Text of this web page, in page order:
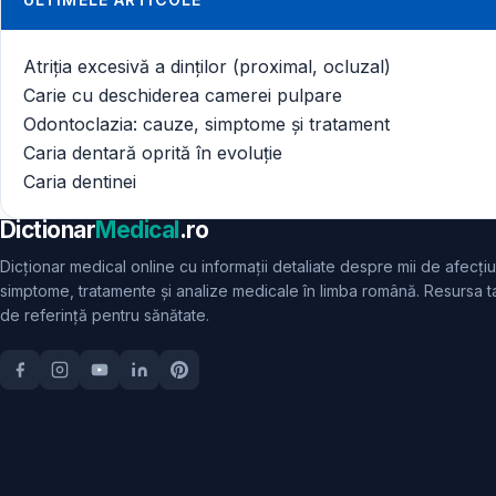
Atriția excesivă a dinților (proximal, ocluzal)
Carie cu deschiderea camerei pulpare
Odontoclazia: cauze, simptome și tratament
Caria dentară oprită în evoluție
Caria dentinei
DictionarMedical.ro
Dicționar medical online cu informații detaliate despre mii de
simptome, tratamente și analize medicale în limba română. Resursa
de referință pentru sănătate.